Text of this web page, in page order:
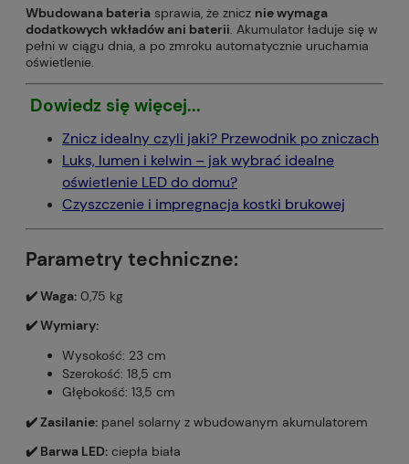
Wbudowana bateria sprawia, że znicz nie wymaga
dodatkowych wkładów ani baterii. Akumulator ładuje się w
pełni w ciągu dnia, a po zmroku automatycznie uruchamia
oświetlenie.
Dowiedz się więcej...
Znicz idealny czyli jaki? Przewodnik po zniczach
Luks, lumen i kelwin – jak wybrać idealne
oświetlenie LED do domu?
Czyszczenie i impregnacja kostki brukowej
Parametry techniczne:
✔️ Waga: 0,75 kg
✔️ Wymiary:
Wysokość: 23 cm
Szerokość: 18,5 cm
Głębokość: 13,5 cm
✔️ Zasilanie: panel solarny z wbudowanym akumulatorem
✔️ Barwa LED: ciepła biała